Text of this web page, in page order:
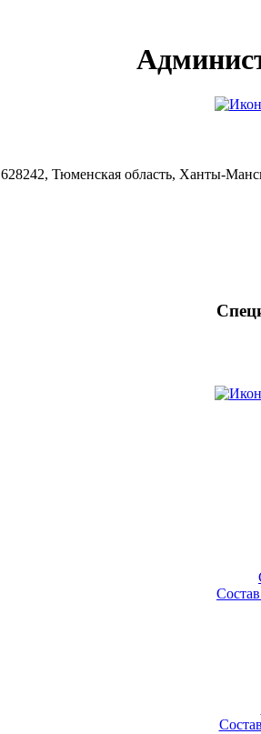
628242, Тюменская область, Ханты-